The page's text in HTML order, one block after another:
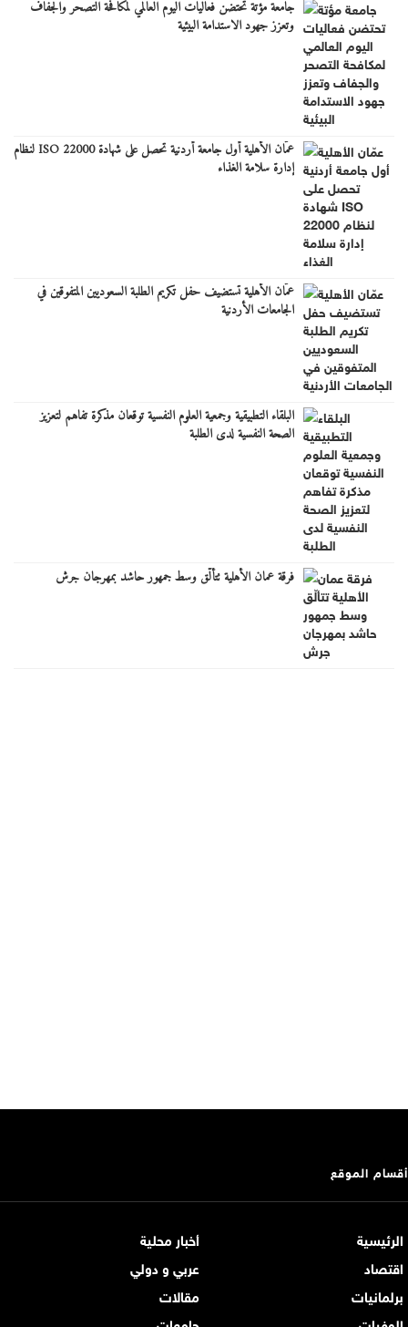
جامعة مؤتة تحتضن فعاليات اليوم العالمي لمكافحة التصحر والجفاف
وتعزز جهود الاستدامة البيئية
عمّان الأهلية أول جامعة أردنية تحصل على شهادة ISO 22000 لنظام
إدارة سلامة الغذاء
عمّان الأهلية تستضيف حفل تكريم الطلبة السعوديين المتفوقين في
الجامعات الأردنية
البلقاء التطبيقية وجمعية العلوم النفسية توقعان مذكرة تفاهم لتعزيز
الصحة النفسية لدى الطلبة
فرقة عمان الأهلية تتألّق وسط جمهور حاشد بمهرجان جرش
أقسام الموقع
الرئيسية
أخبار محلية
اقتصاد
عربي و دولي
برلمانيات
مقالات